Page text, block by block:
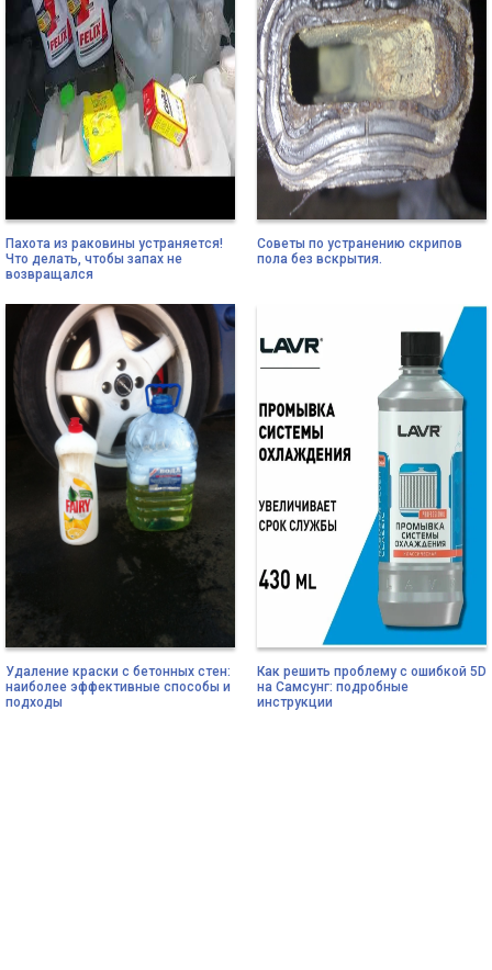
Пахота из раковины устраняется!
Что делать, чтобы запах не
возвращался
Советы по устранению скрипов
пола без вскрытия.
Удаление краски с бетонных стен:
наиболее эффективные способы и
подходы
Как решить проблему с ошибкой 5D
на Самсунг: подробные
инструкции